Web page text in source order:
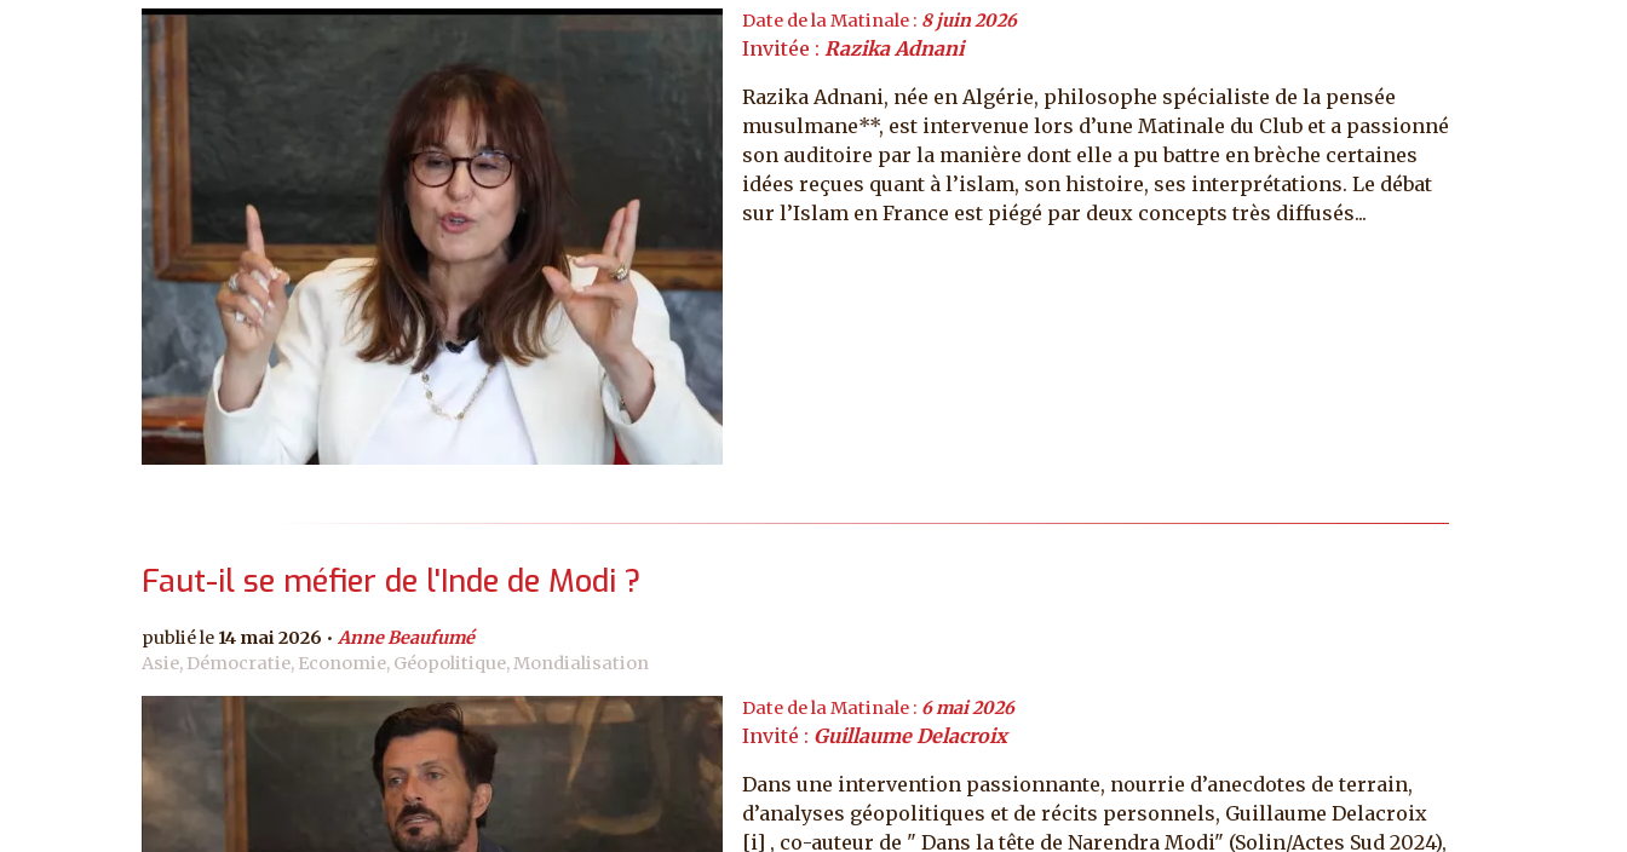
Date de la Matinale : 8 juin 2026
Invitée : Razika Adnani
Razika Adnani, née en Algérie, philosophe spécialiste de la pensée
musulmane**, est intervenue lors d’une Matinale du Club et a passionné
son auditoire par la manière dont elle a pu battre en brèche certaines
idées reçues quant à l’islam, son histoire, ses interprétations. Le débat
sur l’Islam en France est piégé par deux concepts très diffusés...
Faut-il se méfier de l'Inde de Modi ?
14 mai 2026
Anne Beaufumé
Asie, Démocratie, Economie, Géopolitique, Mondialisation
Date de la Matinale : 6 mai 2026
Invité : Guillaume Delacroix
Dans une intervention passionnante, nourrie d’anecdotes de terrain,
d’analyses géopolitiques et de récits personnels, Guillaume Delacroix
[i] , co-auteur de " Dans la tête de Narendra Modi" (Solin/Actes Sud 2024),